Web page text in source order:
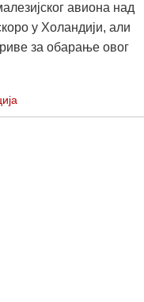
авиона над
у Холандији, али
за обарање овог